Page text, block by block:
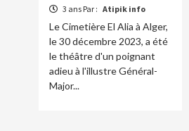
3 ans Par : Atipik info
Le Cimetière El Alia à Alger,
le 30 décembre 2023, a été
le théâtre d'un poignant
adieu à l'illustre Général-
Major...